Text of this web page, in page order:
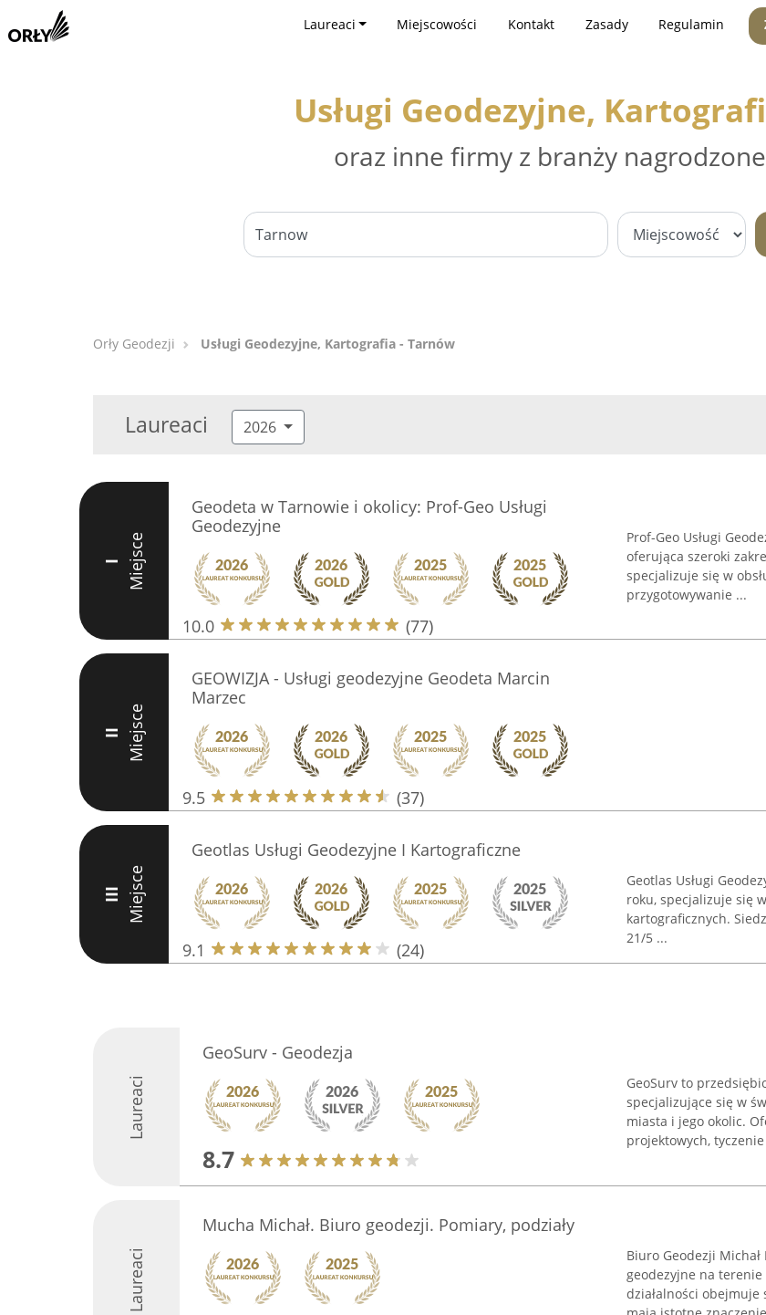
Laureaci Miejscowości Kontakt Zasady Regulamin
Usługi Geodezyjne,
oraz inne firmy z branży
Orły Geodezji Usługi Geodezyjne, Kartografia - Tarnów
Laureaci 2026
I Miejsce
Geodeta w Tarnowie i okolicy: Prof-Geo Usługi
Geodezyjne
10.0 (77)
Prof-Geo Usługi
oferująca szeroki
specjalizuje się w
przygotowywanie ...
II Miejsce
GEOWIZJA - Usługi geodezyjne Geodeta Marcin
Marzec
9.5 (37)
III Miejsce
Geotlas Usługi Geodezyjne I Kartograficzne
9.1 (24)
Geotlas Usługi
roku, specjalizuje się
kartograficznych.
21/5 ...
Laureaci
GeoSurv - Geodezja
8.7
GeoSurv to
specjalizujące się w
miasta i jego okolic.
projektowych, tyczenie
Laureaci
Mucha Michał. Biuro geodezji. Pomiary, podziały
Biuro Geodezji
geodezyjne na
działalności obejmuje